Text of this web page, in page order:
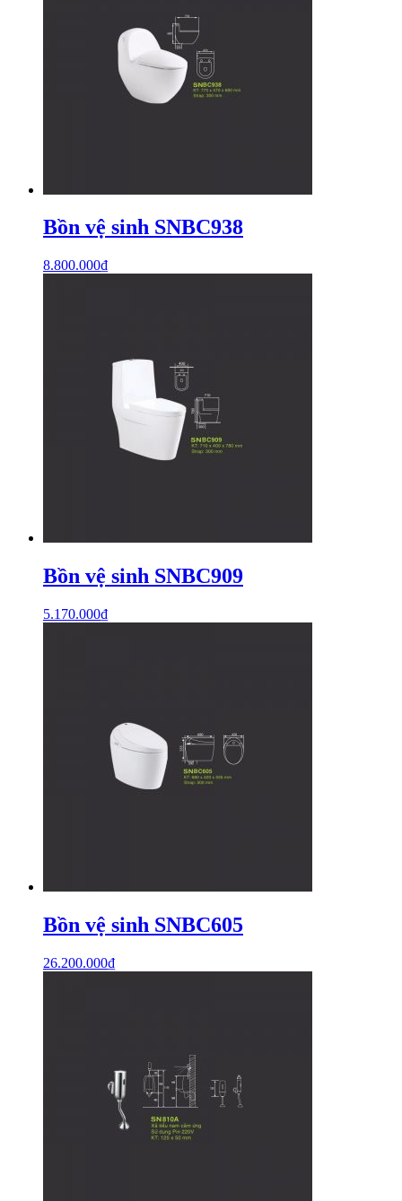
Bồn vệ sinh SNBC938
8.800.000₫
Bồn vệ sinh SNBC909
5.170.000₫
Bồn vệ sinh SNBC605
26.200.000₫